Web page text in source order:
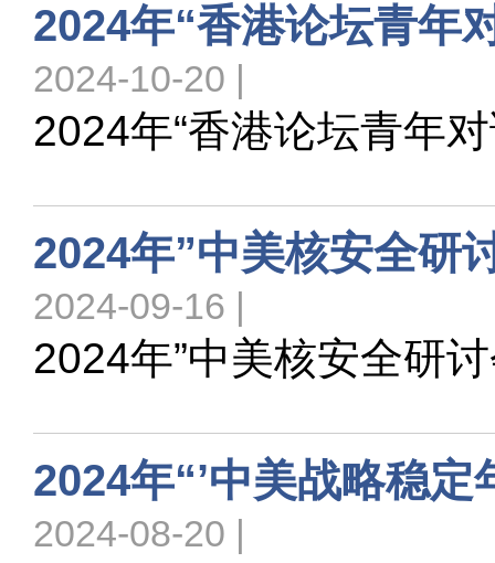
2024年“香港论坛青年
2024-10-20 |
2024年“香港论坛青年
2024年”中美核安全研
2024-09-16 |
2024年”中美核安全研
2024年“’中美战略稳
2024-08-20 |